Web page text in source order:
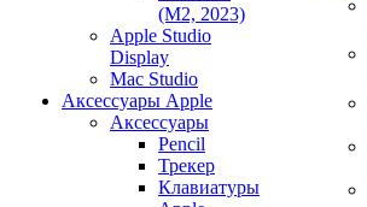
(M2, 2023)
Apple Studio
Display
Mac Studio
Аксессуары Apple
Аксессуары
Pencil
Трекер
Клавиатуры